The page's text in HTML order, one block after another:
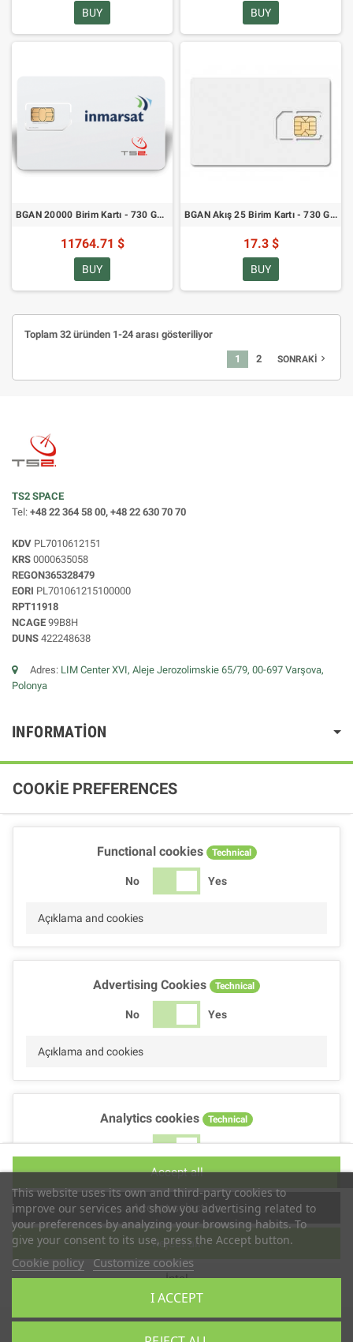
BUY BUY
BGAN 20000 Birim Kartı - 730 Gün Geçerlilik - Şu Anda Mevcut Değil
11764.71 $
BUY
BGAN Akış 25 Birim Kartı - 730 Gün Geçerlilik
17.3 $
BUY
Toplam 32 üründen 1-24 arası gösteriliyor
1 2 SONRAKI navigate_next
TS2 SPACE
Tel: +48 22 364 58 00, +48 22 630 70 70
KDV PL7010612151
KRS 0000635058
REGON365328479
EORI PL701061215100000
RPT11918
NCAGE 99B8H
DUNS 422248638
Adres: LIM Center XVI, Aleje Jerozolimskie 65/79, 00-697 Varşova,
Polonya
INFORMATION
This website uses its own and third-party cookies to
improve our services and show you advertising related to
your preferences by analyzing your browsing habits. To
give your consent to its use, press the Accept button.
Cookie policy Customize cookies
I ACCEPT
COOKIE PREFERENCES
Functional cookies Technical
No Yes
Açıklama and cookies
Advertising Cookies Technical
No Yes
Açıklama and cookies
Analytics cookies Technical
No Yes
Performance cookies
No Yes
Açıklama
İptal
Reject all
Accept selection
Accept all